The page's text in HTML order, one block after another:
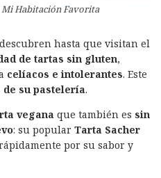
Mi Habitación Favorita
hasta que visitan el
de tartas sin gluten,
celíacos e intolerantes. Este
su pastelería.
vegana que también es sin
: su popular Tarta Sacher
por su sabor y